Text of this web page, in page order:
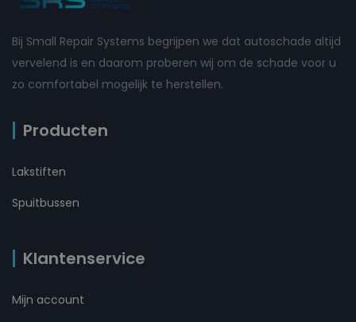
Bij Small Repair Systems begrijpen we dat autoschade altijd
vervelend is en daarom proberen wij om de schade voor u
zo comfortabel mogelijk te herstellen.
Producten
Lakstiften
Spuitbussen
Klantenservice
Mijn account